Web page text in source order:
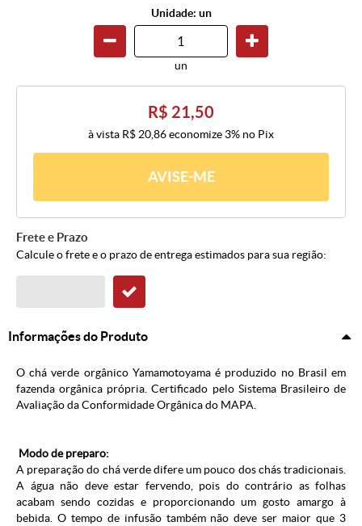
Unidade: un
un
R$ 21,50
à vista R$ 20,86economize 3% no Pix
AVISE-ME
Frete e Prazo
Calcule o frete e o prazo de entrega estimados para sua região:
Informações do Produto
O chá verde orgânico Yamamotoyama é produzido no Brasil em
fazenda orgânica própria. Certificado pelo Sistema Brasileiro de
Avaliação da Conformidade Orgânica do MAPA.
Modo de preparo:
A preparação do chá verde difere um pouco dos chás tradicionais.
A água não deve estar fervendo, pois do contrário as folhas
acabam sendo cozidas e proporcionando um gosto amargo à
bebida. O tempo de infusão também não deve ser maior que 3